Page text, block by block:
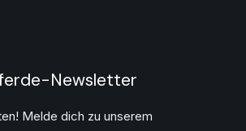
Newsletter
Melde dich zu unserem